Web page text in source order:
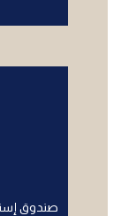
صندوق